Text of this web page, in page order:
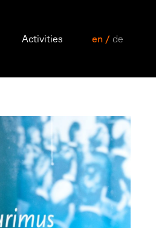
Activities en / de